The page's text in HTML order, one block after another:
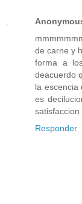
de carne y
forma a
deacuerdo
la escencia
es
Responder